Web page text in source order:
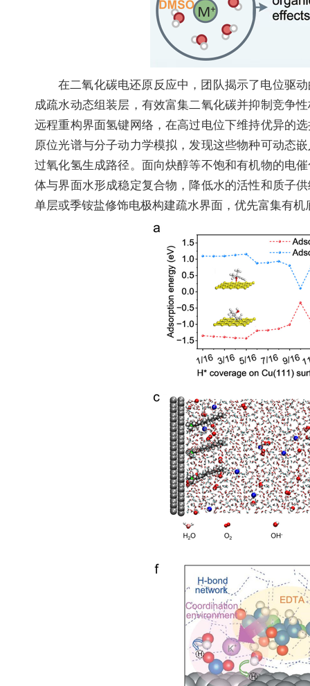
在二氧化碳电还原反应中，团队揭示了电位驱
成疏水动态组装层，有效富集二氧化碳并抑制竞争
远程重构界面氢键网络，在高过电位下维持优异的
原位光谱与分子动力学模拟，发现这些物种可动态
过氧化氢生成路径。面向炔醇等不饱和有机物的电
体与界面水形成稳定复合物，降低水的活性和质子
单层或季铵盐修饰电极构建疏水界面，优先富集有